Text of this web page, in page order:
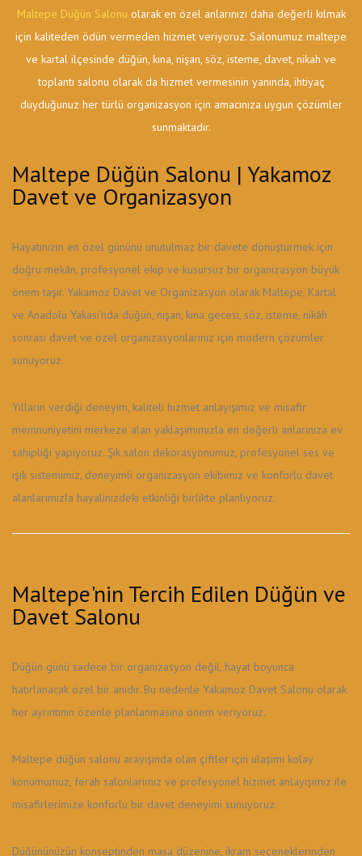
Maltepe Düğün Salonu olarak en özel anlarınızı daha değerli kılmak
için kaliteden ödün vermeden hizmet veriyoruz. Salonumuz maltepe
ve kartal ilçesinde düğün, kına, nişan, söz, isteme, davet, nikah ve
toplantı salonu olarak da hizmet vermesinin yanında, ihtiyaç
duyduğunuz her türlü organizasyon için amacınıza uygun çözümler
sunmaktadır.
Maltepe Düğün Salonu | Yakamoz
Davet ve Organizasyon
Hayatınızın en özel gününü unutulmaz bir davete dönüştürmek için
doğru mekân, profesyonel ekip ve kusursuz bir organizasyon büyük
önem taşır. Yakamoz Davet ve Organizasyon olarak Maltepe, Kartal
ve Anadolu Yakası'nda düğün, nişan, kına gecesi, söz, isteme, nikâh
sonrası davet ve özel organizasyonlarınız için modern çözümler
sunuyoruz.
Yılların verdiği deneyim, kaliteli hizmet anlayışımız ve misafir
memnuniyetini merkeze alan yaklaşımımızla en değerli anlarınıza ev
sahipliği yapıyoruz. Şık salon dekorasyonumuz, profesyonel ses ve
ışık sistemimiz, deneyimli organizasyon ekibimiz ve konforlu davet
alanlarımızla hayalinizdeki etkinliği birlikte planlıyoruz.
Maltepe'nin Tercih Edilen Düğün ve
Davet Salonu
Düğün günü sadece bir organizasyon değil, hayat boyunca
hatırlanacak özel bir anıdır. Bu nedenle Yakamoz Davet Salonu olarak
her ayrıntının özenle planlanmasına önem veriyoruz.
Maltepe düğün salonu arayışında olan çiftler için ulaşımı kolay
konumumuz, ferah salonlarımız ve profesyonel hizmet anlayışımız ile
misafirlerimize konforlu bir davet deneyimi sunuyoruz.
Düğününüzün konseptinden masa düzenine, ikram seçeneklerinden